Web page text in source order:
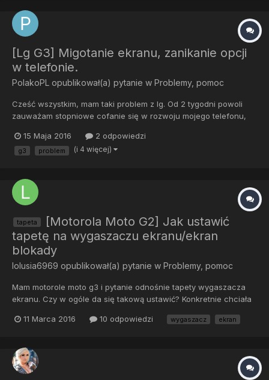
[Lg G3] Migotanie ekranu, zanikanie opcji
w telefonie.
PolakoPL opublikował(a) pytanie w Problemy, pomoc
Cześć wszystkim, mam taki problem z lg. Od 2 tygodni powoli
zauważam stopniowe cofanie się w rozwoju mojego telefonu,
ekran po dłuższym obsługiwaniu zaczął migotać, oczywiście
ekran był bierny na jakikolwiek dotyk jedynym rozwiązanie było...
15 Maja 2016 2 odpowiedzi
g3 problem (i 4 więcej)
tapeta
[Motorola Moto G2] Jak ustawić
tapetę na wygaszaczu ekranu/ekran
blokady
lolusia6969 opublikował(a) pytanie w Problemy, pomoc
Mam motorole moto g3 i pytanie odnośnie tapety wygaszacza
ekranu. Czy w ogóle da się takową ustawić? Konkretnie chciała
dni grzebania w moto i poległam Pomożecie?
11 Marca 2016 10 odpowiedzi wygaszacz ekran